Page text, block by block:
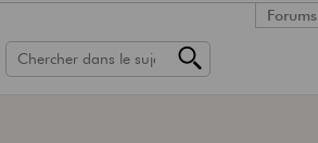
Forums